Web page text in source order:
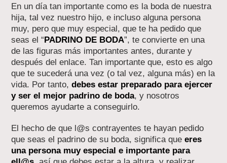
En un día tan importante como es la boda de nuestra
hija, tal vez nuestro hijo, e incluso alguna persona
muy, pero que muy especial, que te ha pedido que
seas el “PADRINO DE BODA”, te convierte en una
de las figuras más importantes antes, durante y
después del enlace. Tan importante que, esto es algo
que te sucederá una vez (o tal vez, alguna más) en la
vida. Por tanto,debes estar preparado para ejercer
y ser el mejor padrino de boda, y nosotros
queremos ayudarte a conseguirlo.
El hecho de que l@s contrayentes te hayan pedido
que seas el padrino de su boda, significa queeres
una persona muy especial e importante para